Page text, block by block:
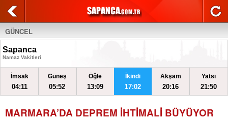
GÜNCEL
Sapanca
Namaz Vakitleri
İmsak
04:11
Güneş
05:52
Öğle
13:09
İkindi
17:02
Akşam
20:16
Yatsı
21:50
MARMARA’DA DEPREM İHTİMALİ BÜYÜYOR